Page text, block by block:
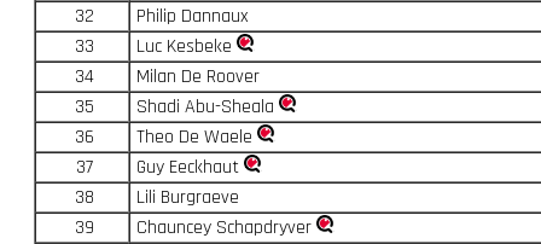
32
Philip Dannaux
33
Luc Kesbeke
34
Milan De Roover
35
Shadi Abu-Sheala
36
Theo De Waele
37
Guy Eeckhaut
38
Lili Burgraeve
39
Chauncey Schapdryver